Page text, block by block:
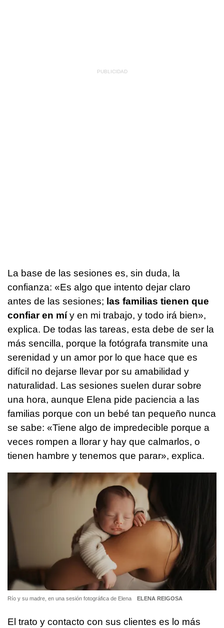
La base de las sesiones es, sin duda, la
confianza: «Es algo que intento dejar claro
antes de las sesiones; las familias tienen que
confiar en míy en mi trabajo, y todo irá bien»,
explica. De todas las tareas, esta debe de ser la
más sencilla, porque la fotógrafa transmite una
serenidad y un amor por lo que hace que es
difícil no dejarse llevar por su amabilidad y
naturalidad. Las sesiones suelen durar sobre
una hora, aunque Elena pide paciencia a las
familias porque con un bebé tan pequeño nunca
se sabe: «Tiene algo de impredecible porque a
veces rompen a llorar y hay que calmarlos, o
tienen hambre y tenemos que parar», explica.
Río y su madre, en una sesión fotográfica de Elena ELENA REIGOSA
El trato y contacto con sus clientes es lo más